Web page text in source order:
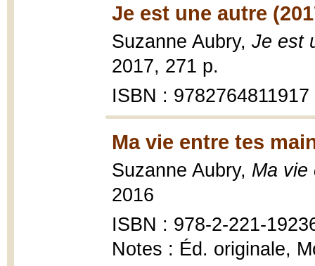
Je est une autre
Suzanne Aubry, Je est
2017, 271 p.
ISBN : 9782764811917
Ma vie entre tes
Suzanne Aubry, Ma vie
2016
ISBN : 978-2-221-
Notes : Éd. originale,